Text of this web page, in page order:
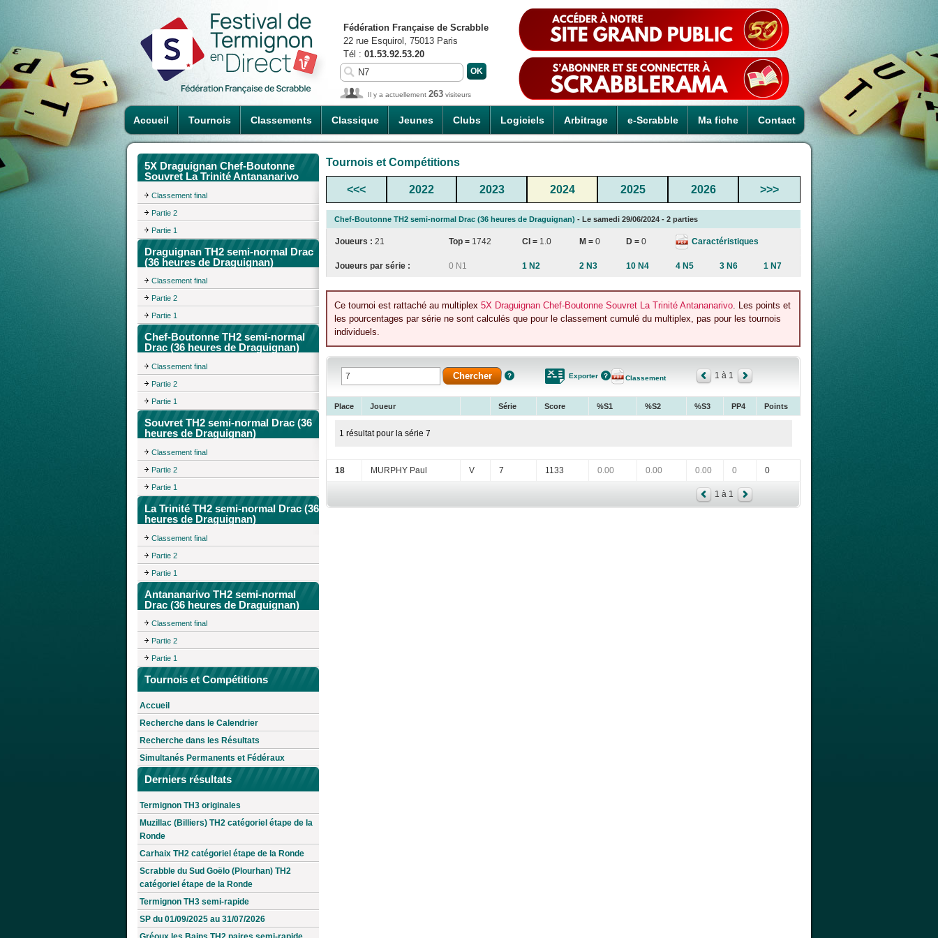
Accueil Tournois Classements Classique Jeunes Clubs Logiciels Arbitrage e-Scrabble Ma fiche Contact
Fédération Française de Scrabble
22 rue Esquirol, 75013 Paris
Tél : 01.53.92.53.20
Il y a actuellement 263 visiteurs
5X Draguignan Chef-Boutonne
Souvret La Trinité Antananarivo
Classement final
Partie 2
Partie 1
Draguignan TH2 semi-normal Drac
(36 heures de Draguignan)
Classement final
Partie 2
Partie 1
Chef-Boutonne TH2 semi-normal
Drac (36 heures de Draguignan)
Classement final
Partie 2
Partie 1
Souvret TH2 semi-normal Drac (36
heures de Draguignan)
Classement final
Partie 2
Partie 1
La Trinité TH2 semi-normal Drac (36
heures de Draguignan)
Classement final
Partie 2
Partie 1
Antananarivo TH2 semi-normal
Drac (36 heures de Draguignan)
Classement final
Partie 2
Partie 1
Tournois et Compétitions
Accueil
Recherche dans le Calendrier
Recherche dans les Résultats
Simultanés Permanents et Fédéraux
Derniers résultats
Termignon TH3 originales
Muzillac (Billiers) TH2 catégoriel étape de la
Ronde
Carhaix TH2 catégoriel étape de la Ronde
Scrabble du Sud Goëlo (Plourhan) TH2
catégoriel étape de la Ronde
Termignon TH3 semi-rapide
SP du 01/09/2025 au 31/07/2026
Tournois et Compétitions
<<< 2022 2023 2024 2025 2026 >>>
Chef-Boutonne TH2 semi-normal Drac (36 heures de Draguignan) - Le samedi 29/06/2024 - 2 parties
Joueurs : 21 Top = 1742 CI = 1.0 M = 0 D = 0 Caractéristiques
Joueurs par série : 0 N1 1 N2 2 N3 10 N4 4 N5 3 N6 1 N7
Ce tournoi est rattaché au multiplex 5X Draguignan Chef-Boutonne Souvret La Trinité Antananarivo. Les points et
les pourcentages par série ne sont calculés que pour le classement cumulé du multiplex, pas pour les tournois
individuels.
Exporter Classement 1 à 1
Place Joueur Série Score %S1 %S2 %S3 PP4 Points
1 résultat pour la série 7
18 MURPHY Paul V 7 1133 0.00 0.00 0.00 0 0
1 à 1